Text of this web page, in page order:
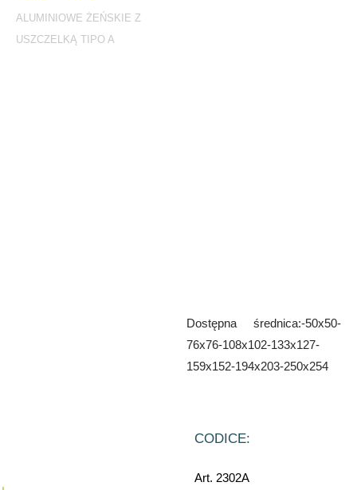
ALUMINIOWE ŻEŃSKIE Z
USZCZELKĄ TIPO A
Dostępna średnica:-50x50-
76x76-108x102-133x127-
159x152-194x203-250x254
CODICE:
Art. 2302A